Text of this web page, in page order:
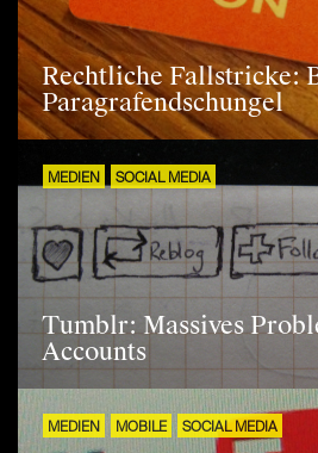
Rechtliche Fallstricke:
Paragrafendschungel
MEDIEN SOCIAL MEDIA
Tumblr: Massives
Accounts
MEDIEN MOBILE SOCIAL MEDIA